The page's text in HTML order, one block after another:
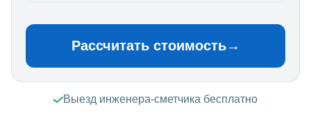
Рассчитать стоимость→
Выезд инженера-сметчика бесплатно